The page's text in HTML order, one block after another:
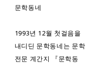
문학동네
1993년 12월 첫걸음을
내디딘 문학동네는 문학
전문 계간지 『문학동